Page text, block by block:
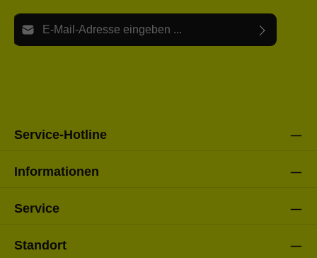
E-Mail-Adresse*
Service-Hotline
Informationen
Service
Standort